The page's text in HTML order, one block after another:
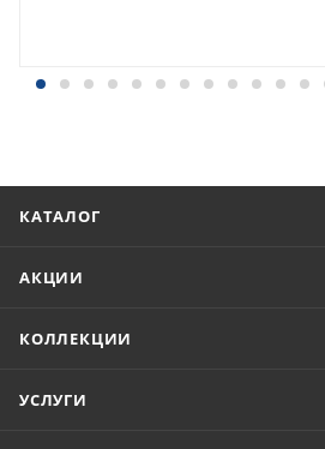
КАТАЛОГ
АКЦИИ
КОЛЛЕКЦИИ
УСЛУГИ